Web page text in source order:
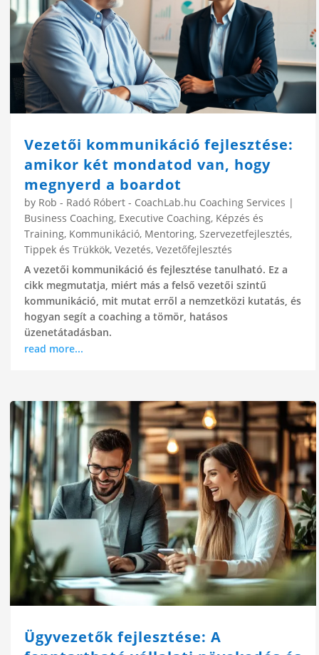
Vezetői kommunikáció fejlesztése:
amikor két mondatod van, hogy
megnyerd a boardot
by Rob - Radó Róbert - CoachLab.hu Coaching Services |
Business Coaching, Executive Coaching, Képzés és
Training, Kommunikáció, Mentoring, Szervezetfejlesztés,
Tippek és Trükkök, Vezetés, Vezetőfejlesztés
A vezetői kommunikáció és fejlesztése tanulható. Ez a
cikk megmutatja, miért más a felső vezetői szintű
kommunikáció, mit mutat erről a nemzetközi kutatás, és
hogyan segít a coaching a tömör, hatásos
üzenetátadásban.
read more...
Ügyvezetők fejlesztése: A